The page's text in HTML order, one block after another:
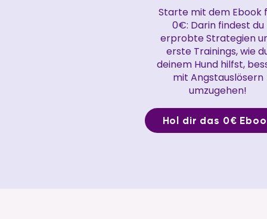
Starte mit dem Ebook
0€: Darin findest du
erprobte Strategien
erste Trainings, wie
deinem Hund hilfst,
mit Angstauslösern
umzugehen!
Hol dir das 0€